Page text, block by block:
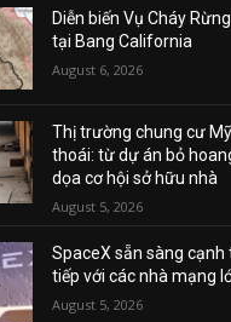
Diễn biến Vụ Cháy
tại Bang California
August 6, 2026
Thị trường chung cư
thoái: từ dự án bỏ
dọa cơ hội sở hữu nhà
August 5, 2026
SpaceX sẵn sàng
tiếp với các nhà mạng
August 5, 2026